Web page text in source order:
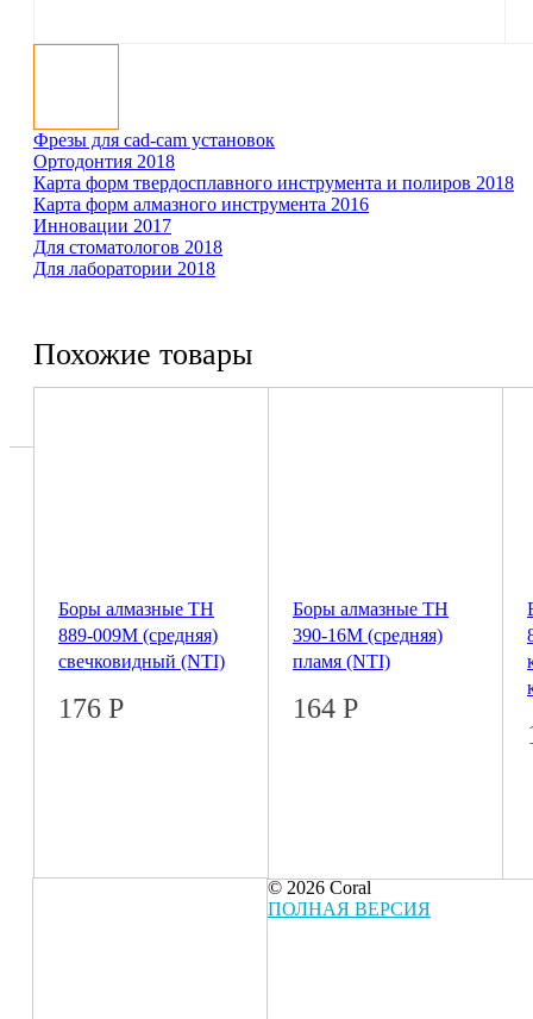
Фрезы для cad-cam установок
Ортодонтия 2018
Карта форм твер­до­сплав­ного инст­ру­мента и полиров 2018
Карта форм ал­маз­ного инст­ру­мента 2016
Инновации 2017
Для сто­ма­то­логов 2018
Для ла­бо­ра­тории 2018
Похожие товары
Боры алмазные ТН
889-009M (средняя)
свечковидный (NTI)
176 Р
Боры алмазные TH
390-16M (средняя)
пламя (NTI)
164 Р
© 2026 Coral
ПОЛНАЯ ВЕРСИЯ